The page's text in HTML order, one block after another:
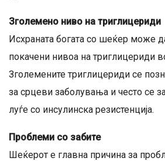
Зголемено ниво на триглицериди
Исхраната богата со шеќер може
покачени нивоа на триглицериди
Зголемените триглицериди се
за срцеви заболувања и често се
луѓе со инсулинска резистенција.
Проблеми со забите
Шеќерот е главна причина за